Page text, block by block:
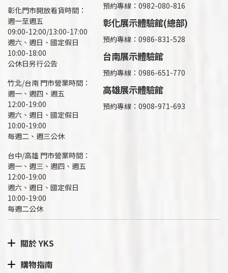
彰化門市開放看貨時間：
週一至週五
09:00-12:00/13:00-17:00
週六、週日、國定假日
10:00-18:00
公休日另行公告
竹北/台南 門市營業時間：
週一、週四、週五
12:00-19:00
週六、週日、國定假日
10:00-19:00
每週二、週三公休
台中/高雄 門市營業時間：
週一、週三、週四、週五
12:00-19:00
週六、週日、國定假日
10:00-19:00
每週二公休
預約專線：0982-080-816
彰化展示體驗館(總部)
預約專線： 0986-831-528
台南展示體驗館
預約專線：0986-651-770
高雄展示體驗館
預約專線： 0908-971-693
關於 YKS
購物指南